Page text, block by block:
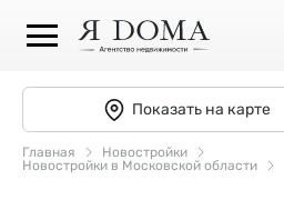
Показать на карте
Главная
Новостройки
Новостройки в Московской области